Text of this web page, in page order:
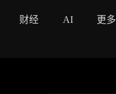
财经 AI 更多